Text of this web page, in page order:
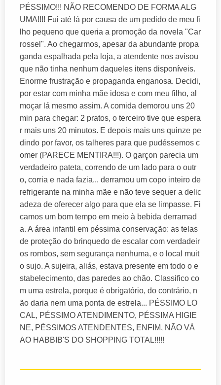
PÉSSIMO!!! NÃO RECOMENDO DE FORMA ALG
UMA!!!! Fui até lá por causa de um pedido de meu fi
lho pequeno que queria a promoção da novela "Car
rossel". Ao chegarmos, apesar da abundante propa
ganda espalhada pela loja, a atendente nos avisou
que não tinha nenhum daqueles itens disponíveis.
Enorme frustração e propaganda enganosa. Decidi,
por estar com minha mãe idosa e com meu filho, al
moçar lá mesmo assim. A comida demorou uns 20
min para chegar: 2 pratos, o terceiro tive que espera
r mais uns 20 minutos. E depois mais uns quinze pe
dindo por favor, os talheres para que pudéssemos c
omer (PARECE MENTIRA!!!). O garçon parecia um
verdadeiro pateta, correndo de um lado para o outr
o, corria e nada fazia... derramou um copo inteiro de
refrigerante na minha mãe e não teve sequer a delic
adeza de oferecer algo para que ela se limpasse. Fi
camos um bom tempo em meio à bebida derramad
a. A área infantil em péssima conservação: as telas
de proteção do brinquedo de escalar com verdadeir
os rombos, sem segurança nenhuma, e o local muit
o sujo. A sujeira, aliás, estava presente em todo o e
stabelecimento, das paredes ao chão. Classifico co
m uma estrela, porque é obrigatório, do contrário, n
ão daria nem uma ponta de estrela... PÉSSIMO LO
CAL, PÉSSIMO ATENDIMENTO, PÉSSIMA HIGIE
NE, PÉSSIMOS ATENDENTES, ENFIM, NÃO VÁ
AO HABBIB'S DO SHOPPING TOTAL!!!!!